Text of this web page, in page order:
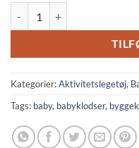
Kategorier:Aktivitetslegetøj,
Tags: baby, babyklodser,